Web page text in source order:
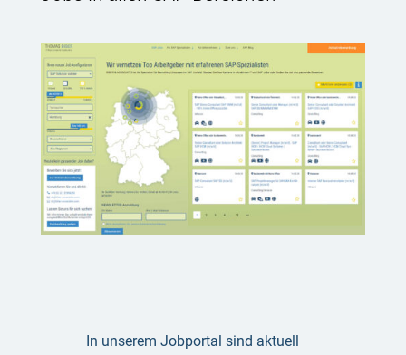
In unserem Jobportal sind aktuell